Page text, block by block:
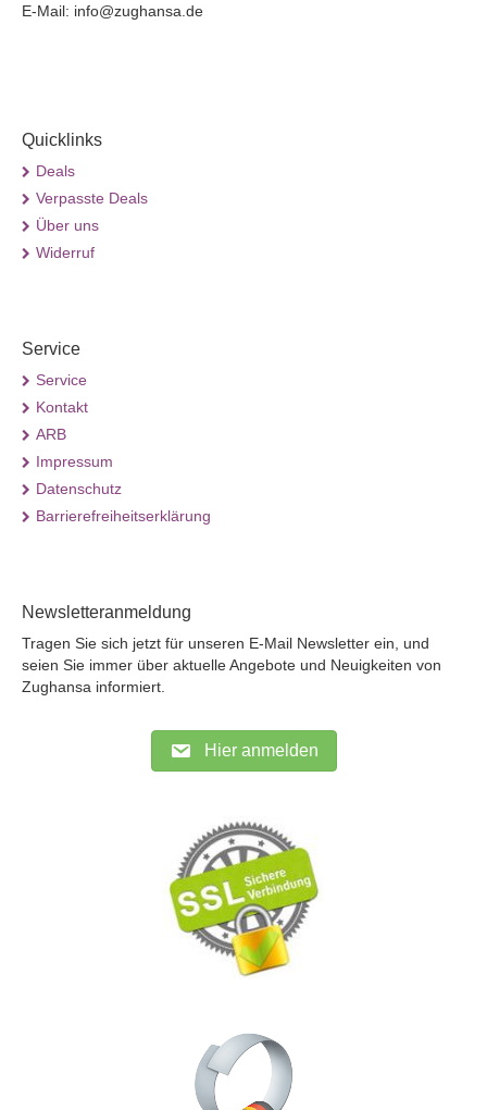
E-Mail: info@zughansa.de
Quicklinks
Deals
Verpasste Deals
Über uns
Widerruf
Service
Service
Kontakt
ARB
Impressum
Datenschutz
Barrierefreiheitserklärung
Newsletteranmeldung
Tragen Sie sich jetzt für unseren E-Mail Newsletter ein, und
seien Sie immer über aktuelle Angebote und Neuigkeiten von
Zughansa informiert.
Hier anmelden